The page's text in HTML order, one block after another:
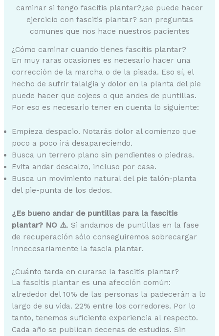
caminar si tengo fascitis plantar?¿se puede hacer
ejercicio con fascitis plantar? son preguntas
comunes que nos hace nuestros pacientes
¿Cómo caminar cuando tienes fascitis plantar?
En muy raras ocasiones es necesario hacer una
corrección de la marcha o de la pisada. Eso sí, el
hecho de sufrir talalgia y dolor en la planta del pie
puede hacer que cojees o que andes de puntillas.
Por eso es necesario tener en cuenta lo siguiente:
Empieza despacio. Notarás dolor al comienzo que
poco a poco irá desapareciendo.
Busca un terrero plano sin pendientes o piedras.
Evita andar descalzo, incluso por casa.
Busca un movimiento natural del pie talón-planta
del pie-punta de los dedos.
¿Es bueno andar de puntillas para la fascitis
plantar? NO ⚠️. Si andamos de puntillas en la fase
de recuperación sólo conseguiremos sobrecargar
innecesariamente la fascia plantar.
¿Cuánto tarda en curarse la fascitis plantar?
La fascitis plantar es una afección común:
alrededor del 10% de las personas la padecerán a lo
largo de su vida. 22% entre los corredores. Por lo
tanto, tenemos suficiente experiencia al respecto.
Cada año se publican decenas de estudios. Sin